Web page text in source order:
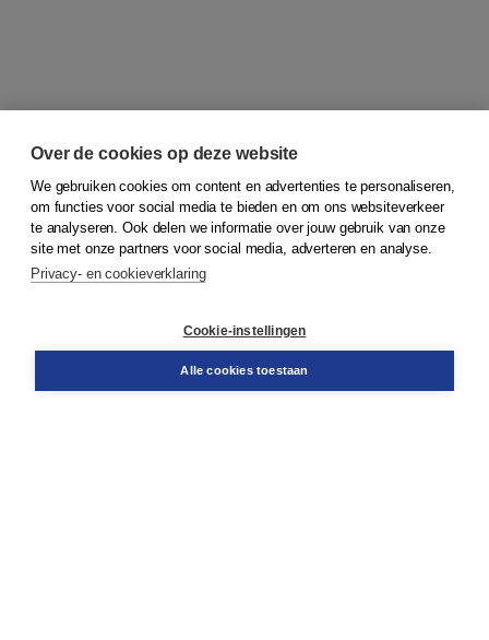
© 2026Koninklijke Boom uitgevers
Bestellen
Over de cookies op deze website
We gebruiken cookies om content en advertenties te personaliseren,
om functies voor social media te bieden en om ons websiteverkeer
te analyseren. Ook delen we informatie over jouw gebruik van onze
site met onze partners voor social media, adverteren en analyse.
Privacy- en cookieverklaring
Cookie-instellingen
Alle cookies toestaan